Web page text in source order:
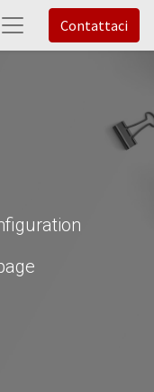
Contattaci